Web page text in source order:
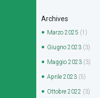
Archives
Marzo 2025 (1)
Giugno 2023 (3)
Maggio 2023 (3)
Aprile 2023 (5)
Ottobre 2022 (3)